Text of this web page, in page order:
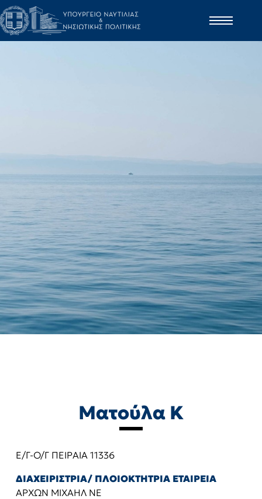
Ματούλα Κ
Ε/Γ-Ο/Γ ΠΕΙΡΑΙΑ 11336
ΔΙΑΧΕΙΡΙΣΤΡΙΑ/ ΠΛΟΙΟΚΤΗΤΡΙΑ ΕΤΑΙΡΕΙΑ
ΑΡΧΩΝ ΜΙΧΑΗΛ ΝΕ